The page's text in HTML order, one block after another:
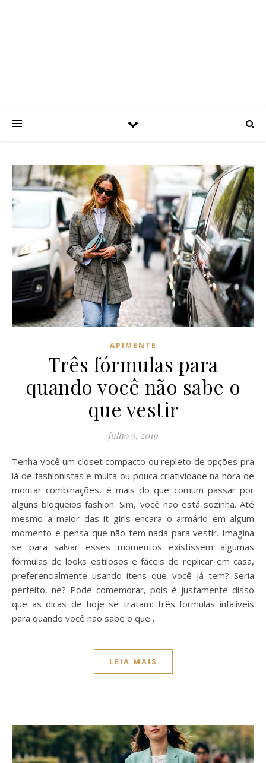
APIMENTE
Três fórmulas para
quando você não sabe o
que vestir
julho 9, 2019
Tenha você um closet compacto ou repleto de opções pra
lá de fashionistas e muita ou pouca criatividade na hora de
montar combinações, é mais do que comum passar por
alguns bloqueios fashion. Sim, você não está sozinha. Até
mesmo a maior das it girls encara o armário em algum
momento e pensa que não tem nada para vestir. Imagina
se para salvar esses momentos existissem algumas
fórmulas de looks estilosos e fáceis de replicar em casa,
preferencialmente usando itens que você já tem? Seria
perfeito, né? Pode comemorar, pois é justamente disso
que as dicas de hoje se tratam: três fórmulas infalíveis
para quando você não sabe o que…
LEIA MAIS